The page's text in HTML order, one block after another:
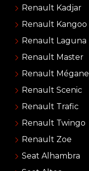
Renault Kadjar
Renault Kangoo
Renault Laguna
Renault Master
Renault Mégane
Renault Scenic
Renault Trafic
Renault Twingo
Renault Zoe
Seat Alhambra